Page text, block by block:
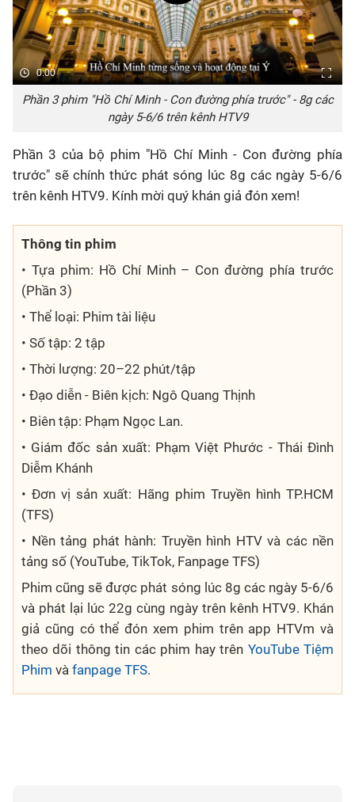
0:00
Phần 3 phim "Hồ Chí Minh - Con đường phía trước" - 8g các
ngày 5-6/6 trên kênh HTV9
Phần 3 của bộ phim "Hồ Chí Minh - Con đường phía
trước" sẽ chính thức phát sóng lúc 8g các ngày 5-6/6
trên kênh HTV9. Kính mời quý khán giả đón xem!
Thông tin phim
• Tựa phim: Hồ Chí Minh – Con đường phía trước
(Phần 3)
• Thể loại: Phim tài liệu
• Số tập: 2 tập
• Thời lượng: 20–22 phút/tập
• Đạo diễn - Biên kịch: Ngô Quang Thịnh
• Biên tập: Phạm Ngọc Lan.
• Giám đốc sản xuất: Phạm Việt Phước - Thái Đình
Diễm Khánh
• Đơn vị sản xuất: Hãng phim Truyền hình TP.HCM
(TFS)
• Nền tảng phát hành: Truyền hình HTV và các nền
tảng số (YouTube, TikTok, Fanpage TFS)
Phim cũng sẽ được phát sóng lúc 8g các ngày 5-6/6
và phát lại lúc 22g cùng ngày trên kênh HTV9. Khán
giả cũng có thể đón xem phim trên app HTVm và
theo dõi thông tin các phim hay trên YouTube Tiệm
Phim và fanpage TFS.